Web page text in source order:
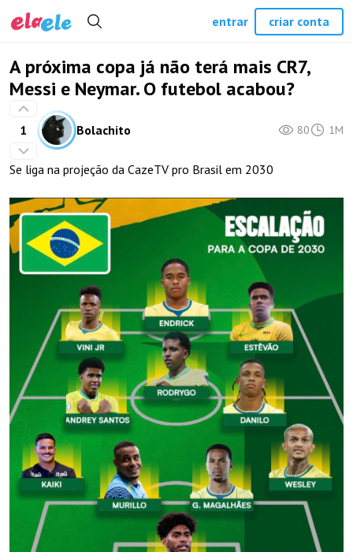
A próxima copa já não terá mais CR7,
Messi e Neymar. O futebol acabou?
1 Bolachito 80 1M
Se liga na projeção da CazeTV pro Brasil em 2030
entrar criar conta